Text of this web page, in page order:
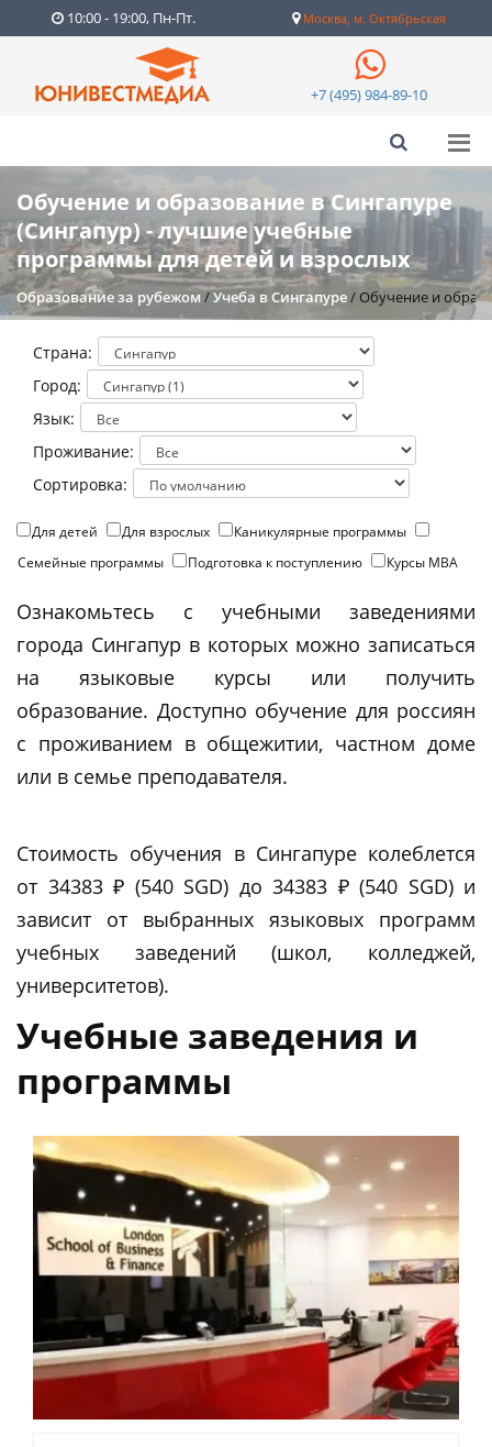
10:00 - 19:00, Пн-Пт. Москва, м. Октябрьская
+7 (495) 984-89-10
Обучение и образование в Сингапуре
(Сингапур) - лучшие учебные
программы для детей и взрослых
Образование за рубежом/Учеба в Сингапуре/Обучение и
Страна:
Город:
Язык:
Проживание:
Сортировка:
Для детей Для взрослых
Каникулярные программы
Семейные программы
Подготовка к поступлению Курсы МВА
Ознакомьтесь с учебными заведениями
города Сингапур в которых можно записаться
на языковые курсы или получить
образование. Доступно обучение для россиян
с проживанием в общежитии, частном доме
или в семье преподавателя.
Стоимость обучения в Сингапуре колеблется
от 34383 ₽ (540 SGD) до 34383 ₽ (540 SGD) и
зависит от выбранных языковых программ
учебных заведений (школ, колледжей,
университетов).
Учебные заведения и
программы